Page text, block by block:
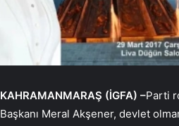
KAHRAMANMARAŞ (İGFA) –Parti
Başkanı Meral Akşener, devlet